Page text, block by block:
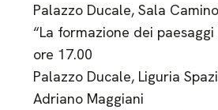
Palazzo Ducale, Sala
“La formazione dei
ore 17.00
Palazzo Ducale, Liguria
Adriano Maggiani